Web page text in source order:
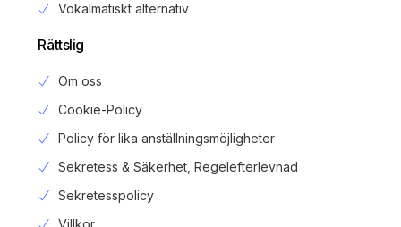
Vokalmatiskt alternativ
Rättslig
Om oss
Cookie-Policy
Policy för lika anställningsmöjligheter
Sekretess & Säkerhet, Regelefterlevnad
Sekretesspolicy